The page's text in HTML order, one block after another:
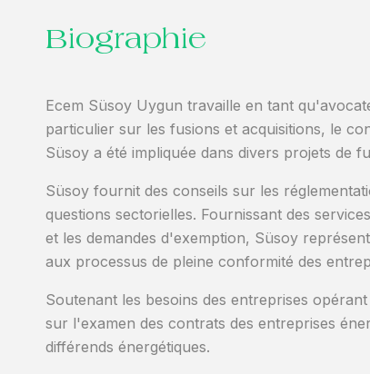
Biographie
Ecem Süsoy Uygun travaille en tant
particulier sur les fusions et acquisitions, le
Süsoy a été impliquée dans divers projets de
Süsoy fournit des conseils sur les
questions sectorielles. Fournissant des
et les demandes d'exemption, Süsoy
aux processus de pleine conformité des
Soutenant les besoins des entreprises
sur l'examen des contrats des entreprises
différends énergétiques.